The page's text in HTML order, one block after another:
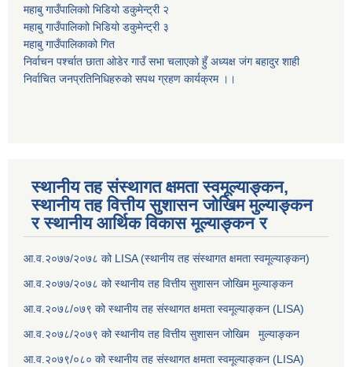
महाबु गाउँपालिकाो भिडियो डकुमेन्ट्री २
महाबु गाउँपालिकाो भिडियो डकुमेन्ट्री ३
महाबु गाउँपालिकाको गित
निर्वाचन पर्श्चात छाता ओडेर गाउँ सभा चलाएको हुँ अध्यक्ष जंग बहादुर शाही
निर्वाचित जनप्रतिनिधिहरुको सपथ ग्रहण कार्यक्रम ।।
स्थानीय तह संस्थागत क्षमता स्वमूल्याङ्कन,
स्थानीय तह वित्तीय सुशासन जोखिम मुल्याङ्कन
र स्थानीय आर्थिक विकास मूल्याङ्कन र
आ.व.२०७७/२०७८ को LISA (स्थानीय तह संस्थागत क्षमता स्वमूल्याङ्कन)
आ.व.२०७७/२०७८ को स्थानीय तह वित्तीय सुशासन जोखिम मुल्याङ्कन
आ.व.२०७८/०७९ को स्थानीय तह संस्थागत क्षमता स्वमूल्याङ्कन (LISA)
आ.व.२०७८/२०७९ को स्थानीय तह वित्तीय सुशासन जोखिम मुल्याङ्कन
आ.व.२०७९/०८० को स्थानीय तह संस्थागत क्षमता स्वमूल्याङ्कन (LISA)